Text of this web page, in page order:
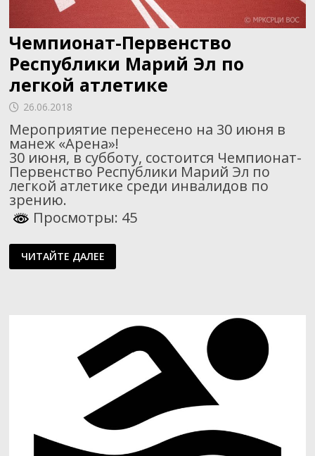
Чемпионат-Первенство
Республики Марий Эл по
легкой атлетике
26.06.2018
Мероприятие перенесено на 30 июня в
манеж «Арена»!
30 июня, в субботу, состоится Чемпионат-
Первенство Республики Марий Эл по
легкой атлетике среди инвалидов по
зрению.
Просмотры: 45
ЧЕМПИОНАТ-
ПЕРВЕНСТВО
РЕСПУБЛИКИ
ЧИТАЙТЕ ДАЛЕЕ